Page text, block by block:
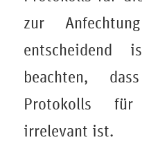
zur
beachten,
Protokolls
irrelevant ist.